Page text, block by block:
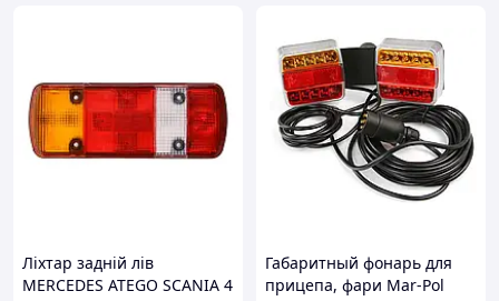
Ліхтар задній лів
MERCEDES ATEGO SCANIA 4
Габаритный фонарь для
прицепа, фари Mar-Pol